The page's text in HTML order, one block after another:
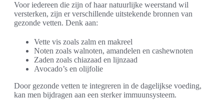
Voor iedereen die zijn of haar natuurlijke weerstand wil
versterken, zijn er verschillende uitstekende bronnen van
gezonde vetten. Denk aan:
Vette vis zoals zalm en makreel
Noten zoals walnoten, amandelen en cashewnoten
Zaden zoals chiazaad en lijnzaad
Avocado’s en olijfolie
Door gezonde vetten te integreren in de dagelijkse voeding,
kan men bijdragen aan een sterker immuunsysteem.